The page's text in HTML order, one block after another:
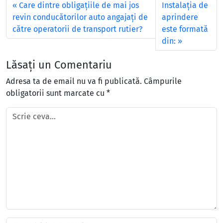
Care dintre obligaţiile de mai jos
revin conducătorilor auto angajaţi de
către operatorii de transport rutier?
Instalaţia de
aprindere
este formată
din:
Lăsați un Comentariu
Adresa ta de email nu va fi publicată. Câmpurile
obligatorii sunt marcate cu *